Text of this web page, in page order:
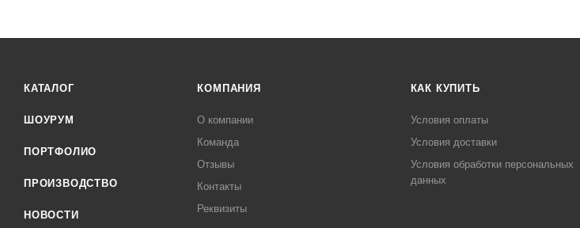
КАТАЛОГ
ШОУРУМ
ПОРТФОЛИО
ПРОИЗВОДСТВО
НОВОСТИ
КОМПАНИЯ
О компании
Команда
Отзывы
Контакты
Реквизиты
КАК КУПИТЬ
Условия оплаты
Условия доставки
Условия обработки персональных
данных